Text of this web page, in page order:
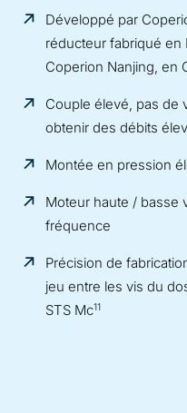
Développé par
réducteur fabriqué en
Coperion Nanjing, en
Couple élevé, pas de
obtenir des débits
Montée en pression
Moteur haute / basse
fréquence
Précision de
jeu entre les vis du
STS Mc11